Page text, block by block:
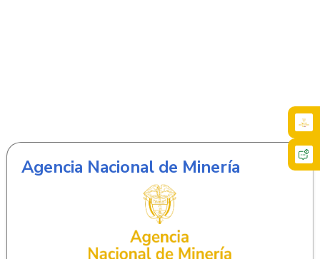
Agencia Nacional de Minería